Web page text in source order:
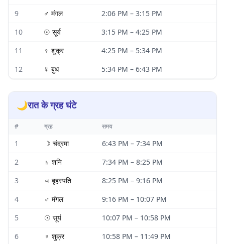
9
♂ मंगल 2:06 PM – 3:15 PM
10
☉ सूर्य 3:15 PM – 4:25 PM
11
♀ शुक्र 4:25 PM – 5:34 PM
12
☿ बुध 5:34 PM – 6:43 PM
🌙रात के ग्रह घंटे
# ग्रह समय
1 ☽ चंद्रमा 6:43 PM – 7:34 PM
2
♄ शनि 7:34 PM – 8:25 PM
3
♃ बृहस्पति 8:25 PM – 9:16 PM
4
♂ मंगल 9:16 PM – 10:07 PM
5
☉ सूर्य 10:07 PM – 10:58 PM
6
♀ शुक्र 10:58 PM – 11:49 PM